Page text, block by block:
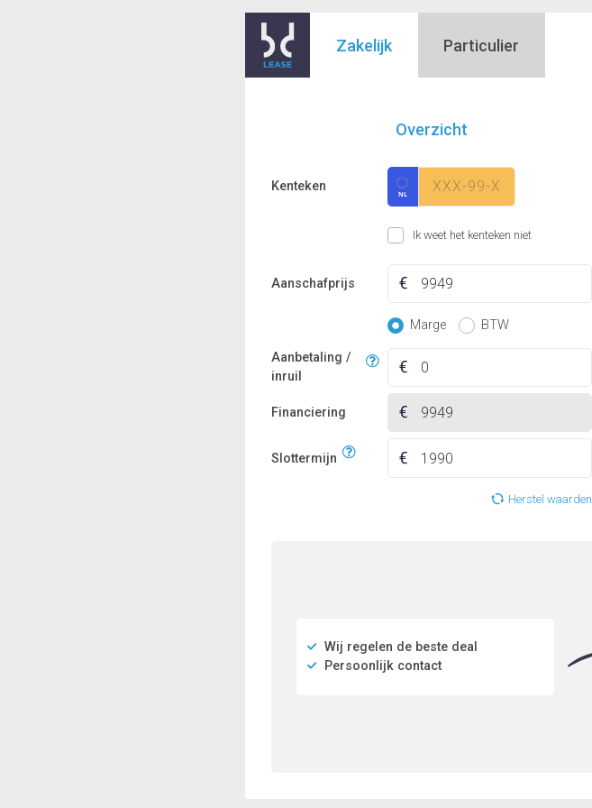
Zakelijk Particulier
Overzicht
Kenteken
Ik weet het kenteken niet
Aanschafprijs
Marge BTW
Aanbetaling /
inruil
Financiering
Slottermijn
Herstel waarden
Wij regelen de beste deal
Persoonlijk contact